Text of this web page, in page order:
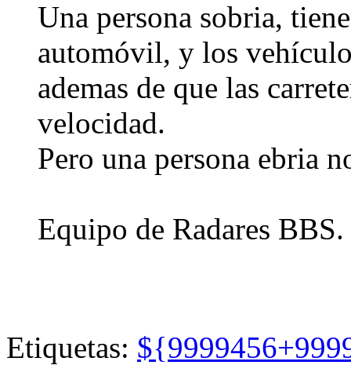
Una persona sobria,
automóvil, y los
ademas de que las
velocidad.
Pero una persona ebria
Equipo de Radares BBS.
Etiquetas: